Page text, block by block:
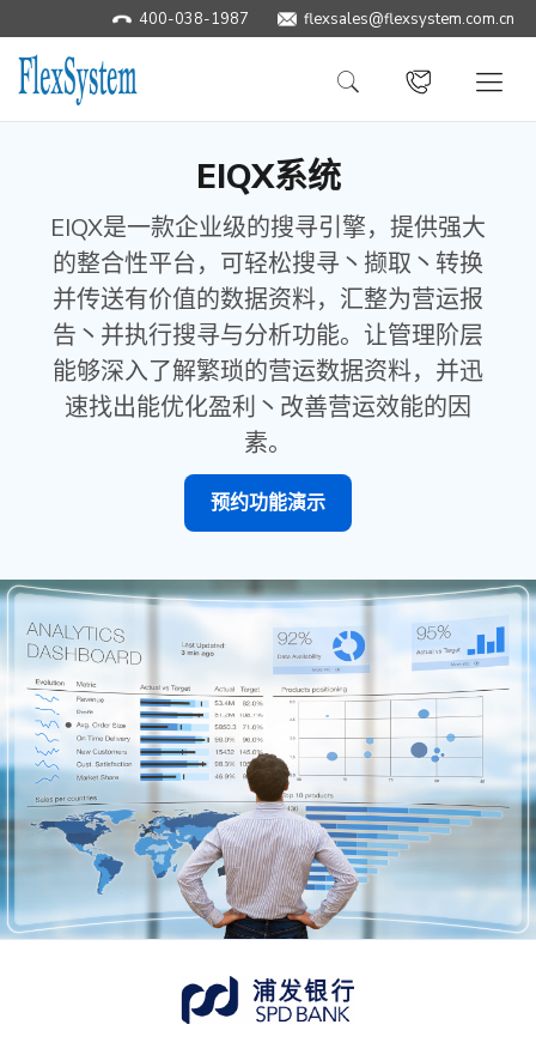
400-038-1987 flexsales@flexsystem.com.cn
EIQX系统
EIQX是一款企业级的搜寻引擎，提供强大
的整合性平台，可轻松搜寻丶撷取丶转换
并传送有价值的数据资料，汇整为营运报
告丶并执行搜寻与分析功能。让管理阶层
能够深入了解繁琐的营运数据资料，并迅
速找出能优化盈利丶改善营运效能的因
素。
预约功能演示